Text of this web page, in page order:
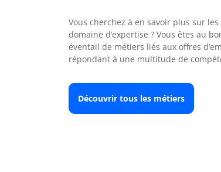
Vous cherchez à en savoir plus sur
domaine d’expertise ? Vous êtes au
éventail de métiers liés aux offres
répondant à une multitude de
Découvrir tous les métiers